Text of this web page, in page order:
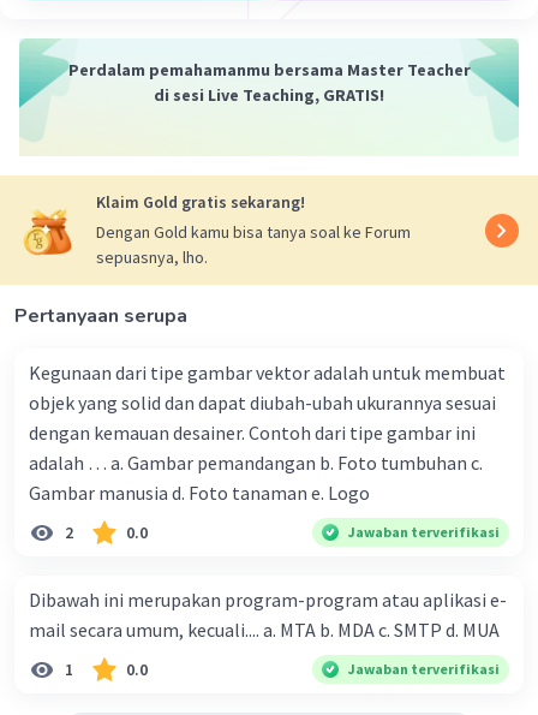
Beri Rating·0.0(0) Balas
Perdalam pemahamanmu bersama Master Teacher
di sesi Live Teaching, GRATIS!
Klaim Gold gratis sekarang!
Dengan Gold kamu bisa tanya soal ke Forum
sepuasnya, lho.
Pertanyaan serupa
Kegunaan dari tipe gambar vektor adalah untuk membuat
objek yang solid dan dapat diubah-ubah ukurannya sesuai
dengan kemauan desainer. Contoh dari tipe gambar ini
adalah … a. Gambar pemandangan b. Foto tumbuhan c.
Gambar manusia d. Foto tanaman e. Logo
2 0.0 Jawaban terverifikasi
Dibawah ini merupakan program-program atau aplikasi e-
mail secara umum, kecuali.... a. MTA b. MDA c. SMTP d. MUA
1 0.0 Jawaban terverifikasi